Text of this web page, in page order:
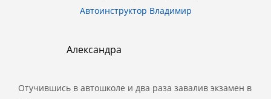
Автоинструктор Владимир
Александра
Отучившись в автошколе и два раза завалив экзамен в